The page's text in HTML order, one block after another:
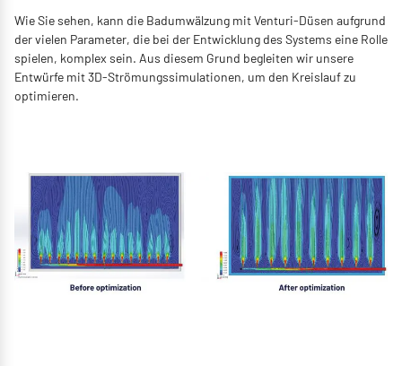
Wie Sie sehen, kann die Badumwälzung mit Venturi-Düsen aufgrund
der vielen Parameter, die bei der Entwicklung des Systems eine Rolle
spielen, komplex sein. Aus diesem Grund begleiten wir unsere
Entwürfe mit 3D-Strömungssimulationen, um den Kreislauf zu
optimieren.